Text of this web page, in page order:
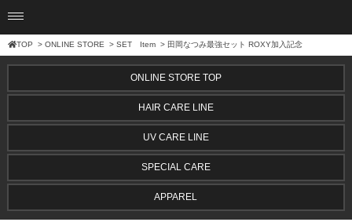
TOP >ONLINE STORE >SET Item > 田岡なつみ最強セット ROXY加入記念
ONLINE STORE TOP
HAIR CARE LINE
UV CARE LINE
SPECIAL CARE
APPAREL